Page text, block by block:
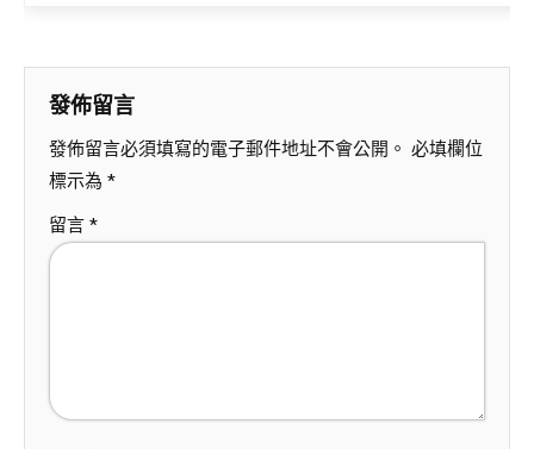
發佈留言
發佈留言必須填寫的電子郵件地址不會公開。 必填欄位
標示為 *
留言 *